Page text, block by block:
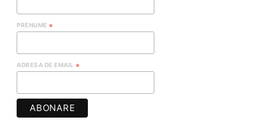
PRENUME *
ADRESA DE EMAIL *